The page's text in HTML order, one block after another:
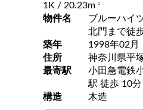
1K / 20.23m 2
物件名
ブルーハイ
北門まで徒
築年
1998年02月
住所
神奈川県平
最寄駅
小田急電鉄
駅 徒歩 10分
構造
木造